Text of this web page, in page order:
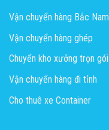
Vận chuyển hàng Bắc Nam
Vận chuyển hàng ghép
Chuyển kho xưởng trọn gói
Vận chuyển hàng đi tỉnh
Cho thuê xe Container